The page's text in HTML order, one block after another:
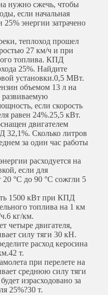
нужно сжечь, чтобы
если начальная
энергии затрачено
теплоход прошел
27 км/ч и при
топлива. КПД
25%. Найдите
установки.0,5 МВт.
объемом 13 л на
если скорость
равен 24%.25,5 кВт.
двигателем
Сколько литров
за один час работы
расходуется на
если для
20 °С до 90 °С сожгли 5
1500 кВт при КПД
топлива на 1 км
6 кг/км.
четыре двигателя,
силу тяги 30 кН.
расход керосина
42 т.
при перелете на
среднюю силу тяги
израсходовано за
25%?30 т.